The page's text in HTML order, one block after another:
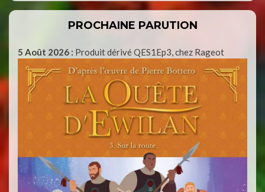
PROCHAINE PARUTION
5 Août 2026 : Produit dérivé QES1Ep3, chez Rageot